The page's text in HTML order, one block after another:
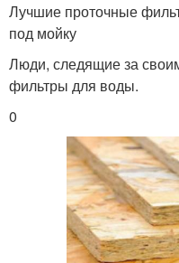
Лучшие проточные
под мойку
Люди, следящие за
фильтры для воды.
0